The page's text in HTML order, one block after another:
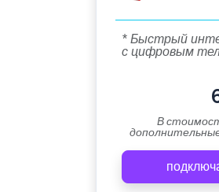
* Быстрый
с цифровым
В